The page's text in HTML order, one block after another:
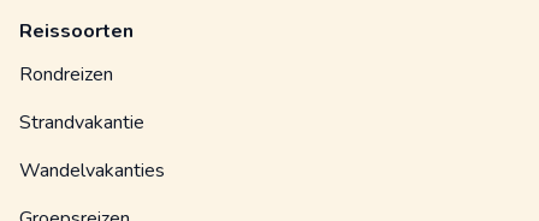
Reissoorten
Rondreizen
Strandvakantie
Wandelvakanties